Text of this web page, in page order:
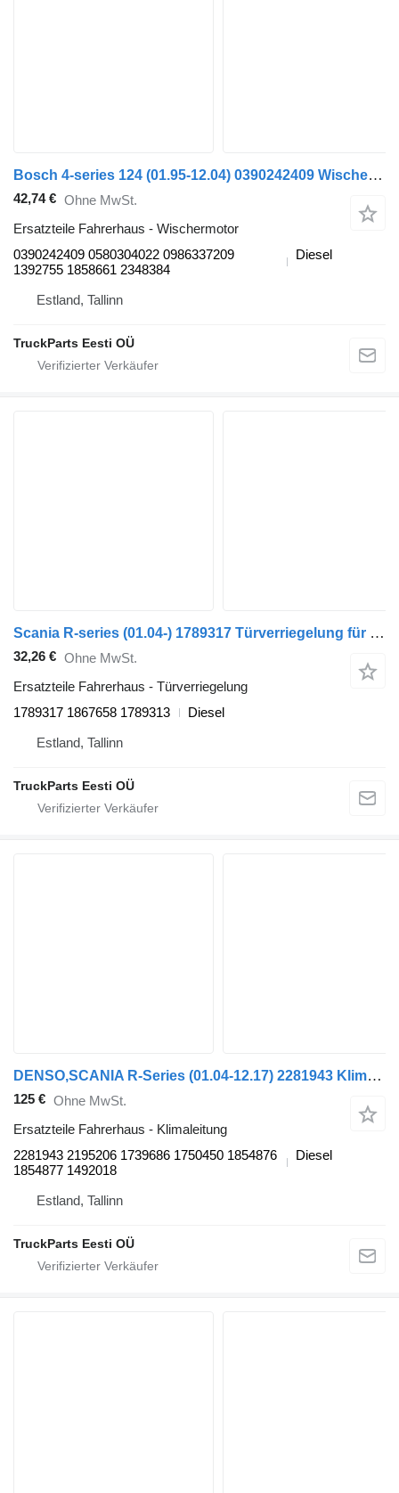
Bosch 4-series 124 (01.95-12.04) 0390242409 Wischermotor für Scania 4-series (1995-2006) Sattelzugmaschine
42,74 € Ohne MwSt.
Ersatzteile Fahrerhaus - Wischermotor
0390242409 0580304022 0986337209
1392755 1858661 2348384
Diesel
Estland, Tallinn
TruckParts Eesti OÜ
Scania R-series (01.04-) 1789317 Türverriegelung für Scania P,G,R,T-series (2004-2017) Sattelzugmaschine
32,26 € Ohne MwSt.
Ersatzteile Fahrerhaus - Türverriegelung
1789317 1867658 1789313
Diesel
Estland, Tallinn
TruckParts Eesti OÜ
DENSO,SCANIA R-Series (01.04-12.17) 2281943 Klimaleitung für Scania P,G,R,T-series (2004-2017) Sattelzugmaschine
125 € Ohne MwSt.
Ersatzteile Fahrerhaus - Klimaleitung
2281943 2195206 1739686 1750450 1854876
1854877 1492018
Diesel
Estland, Tallinn
TruckParts Eesti OÜ